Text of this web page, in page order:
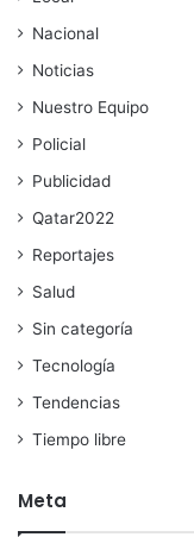
Nacional
Noticias
Nuestro Equipo
Policial
Publicidad
Qatar2022
Reportajes
Salud
Sin categoría
Tecnología
Tendencias
Tiempo libre
Meta